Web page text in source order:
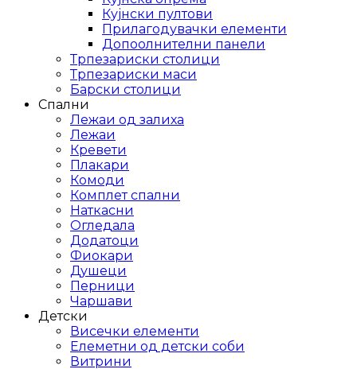
Кујнски пултови
Прилагодувачки елементи
Допоолнителни панели
Трпезариски столици
Трпезариски маси
Барски столици
Спални
Лежаи од залиха
Лежаи
Кревети
Плакари
Комоди
Комплет спални
Наткасни
Огледала
Додатоци
Фиокари
Душеци
Перници
Чаршави
Детски
Висечки елементи
Елеметни од детски соби
Витрини